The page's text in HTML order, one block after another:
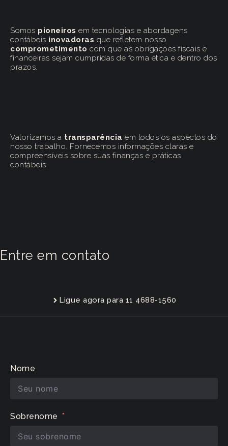
Somos pioneiros em tecnologias e abordagens
contábeis inovadoras que refletem nosso
comprometimento com que as obrigações fiscais e
financeiras sejam cumpridas de forma ética e dentro dos
prazos.
Valorizamos a transparência em todos os aspectos do
nosso trabalho. Fornecemos informações claras e
compreensíveis sobre suas finanças e práticas
contábeis.
Entre em contato
Ligue agora para 11 4688-1560
Nome
Sobrenome